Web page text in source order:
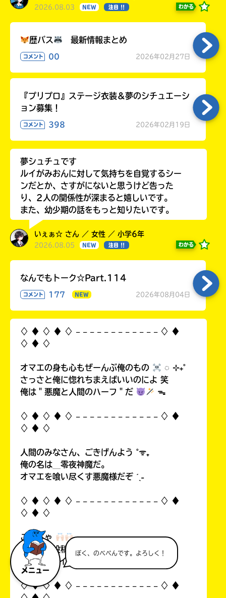
メニュー
ぼく、のべぺんです。よろしく！
2026.08.03 NEW 注目 !! わかる
歴バス 最新情報まとめ
コメント 00 2026年02月27日
『プリプロ』ステージ衣装＆夢のシチュエーシ
ョン募集！
コメント 398 2026年02月19日
夢シュチュです
ルイがみおんに対して気持ちを自覚するシー
ンだとか、さすがにないと思うけど告った
り、2人の関係性が深まると嬉しいです。
また、幼少期の話をもっと知りたいです。
いぇぁ☆ さん ／ 女性 ／ 小学6年
2026.08.05 NEW 注目 !! わかる
なんでもトーク☆Part.114
コメント 177 NEW 2026年08月04日
♢ ♦︎ ♢ ♦︎ ♢ 𓐄 𓐄 𓐄 𓐄 𓐄 𓐄 𓐄 𓐄 𓐄 𓐄 𓐄 𓐄 ♢ ♦︎
♢ ♦︎ ♢
オマエの身も心もぜーんぶ俺のもの
◌ ⊹₊˚
さっさと俺に惚れちまえばいいのによ 笑
俺は＂悪魔と人間のハーフ＂だ
ᯓ
♢ ♦︎ ♢ ♦︎ ♢ 𓐄 𓐄 𓐄 𓐄 𓐄 𓐄 𓐄 𓐄 𓐄 𓐄 𓐄 𓐄 ♢ ♦︎
♢ ♦︎ ♢
人間のみなさん、ごきげんよう ˚ᯤ₊
俺の名は＿零夜神魔だ。
オマエを喰い尽くす悪魔様だぞ ˊˎ˗
♢ ♦︎ ♢ ♦︎ ♢ 𓐄 𓐄 𓐄 𓐄 𓐄 𓐄 𓐄 𓐄 𓐄 𓐄 𓐄 𓐄 ♢ ♦︎
♢ ♦︎ ♢
こんちゃ
自分の初投稿を見て俺思ったんすよ…！
中1なのにイタいって！((
♢ ♦︎ ♢ ♦︎ ♢ 𓐄 𓐄 𓐄 𓐄 𓐄 𓐄 𓐄 𓐄 𓐄 𓐄 𓐄 𓐄 ♢ ♦︎